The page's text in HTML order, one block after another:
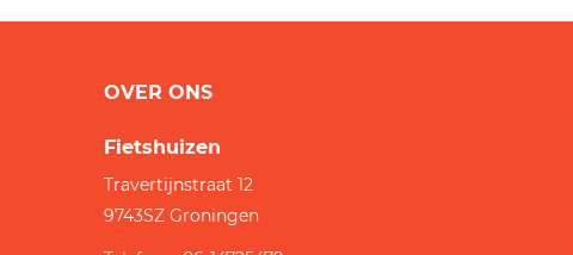
OVER ONS
Fietshuizen
Travertijnstraat 12
9743SZ Groningen